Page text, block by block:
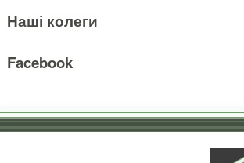
Наші колеги
Facebook